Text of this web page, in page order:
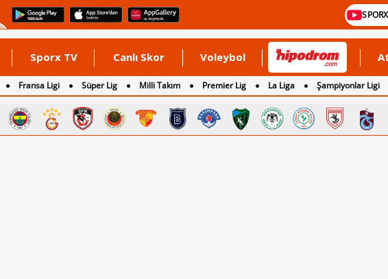
Sporx TV Canlı Skor Voleybol
Fransa Ligi Süper Lig Milli Takım Premier Lig La Liga Şampiyonlar Ligi